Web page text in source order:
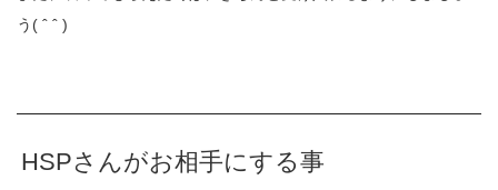
う ( ˆ ˆ )
HSPさんがお相手にする事